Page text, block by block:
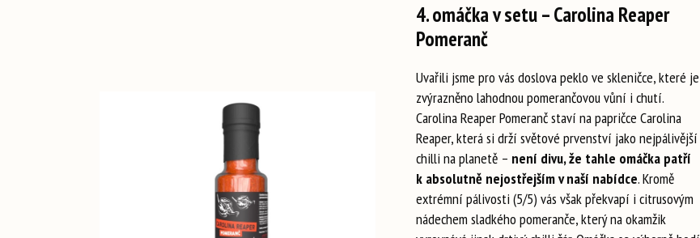
4. omáčka v setu – Carolina Reaper
Pomeranč
Uvařili jsme pro vás doslova peklo ve skleničce, které je
zvýrazněno lahodnou pomerančovou vůní i chutí.
Carolina Reaper Pomeranč staví na papričce Carolina
Reaper, která si drží světové prvenství jako nejpálivější
chilli na planetě – není divu, že tahle omáčka patří
k absolutně nejostřejším v naší nabídce. Kromě
extrémní pálivosti (5/5) vás však překvapí i citrusovým
nádechem sladkého pomeranče, který na okamžik